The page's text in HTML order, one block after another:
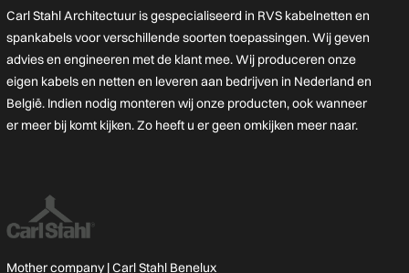
Carl Stahl Architectuur is gespecialiseerd in RVS kabelnetten en
spankabels voor verschillende soorten toepassingen. Wij geven
advies en engineeren met de klant mee. Wij produceren onze
eigen kabels en netten en leveren aan bedrijven in Nederland en
België. Indien nodig monteren wij onze producten, ook wanneer
er meer bij komt kijken. Zo heeft u er geen omkijken meer naar.
Mother company |Carl Stahl Benelux